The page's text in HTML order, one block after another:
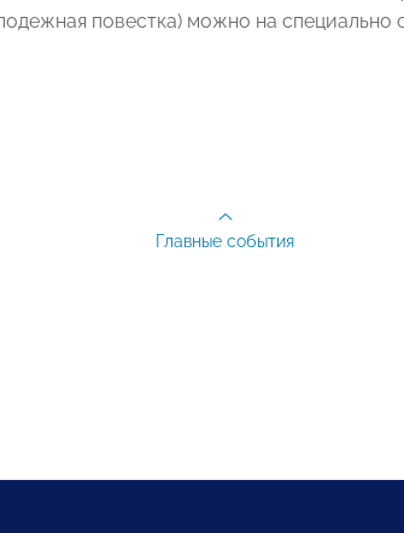
повестка) можно на специально
Главные события